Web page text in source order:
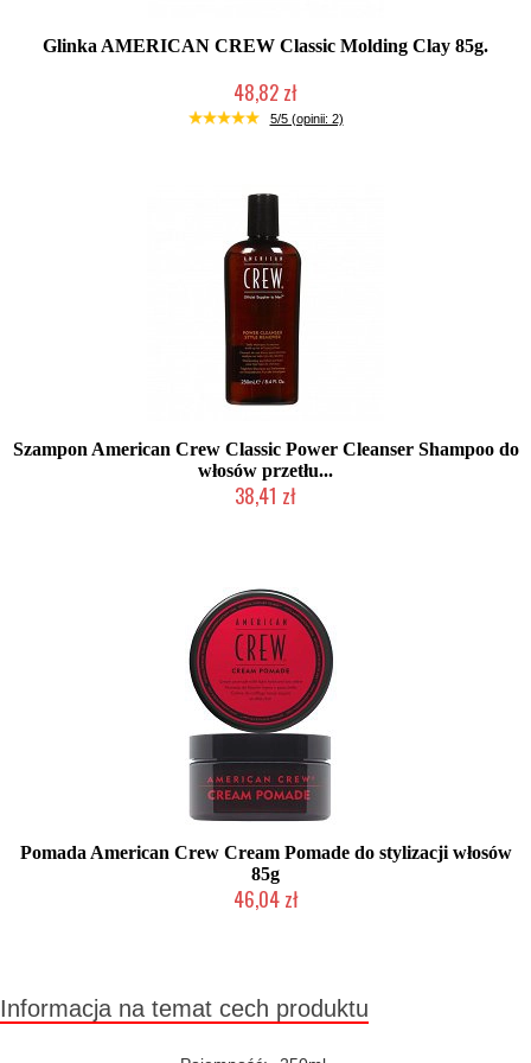
Glinka AMERICAN CREW Classic Molding Clay 85g.
48,82 zł
Duża ilość (wysyłka w 24h)
5/5 (opinii: 2)
Szampon American Crew Classic Power Cleanser Shampoo do
włosów przetłu...
38,41 zł
Pomada American Crew Cream Pomade do stylizacji włosów
85g
46,04 zł
Informacja na temat cech produktu